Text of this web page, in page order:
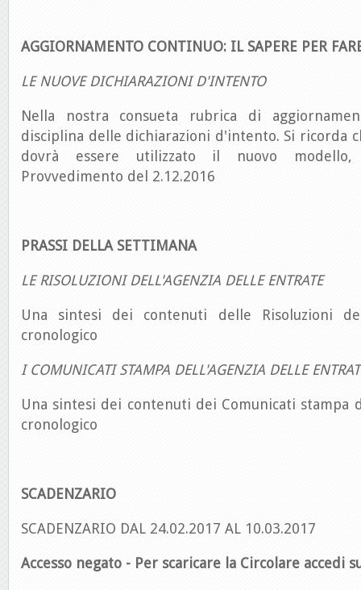
AGGIORNAMENTO CONTINUO: IL SAPERE PER
LE NUOVE DICHIARAZIONI D'INTENTO
Nella nostra consueta rubrica di
disciplina delle dichiarazioni d'intento. Si ricorda
dovrà essere utilizzato il nuovo
Provvedimento del 2.12.2016
PRASSI DELLA SETTIMANA
LE RISOLUZIONI DELL'AGENZIA DELLE ENTRATE
Una sintesi dei contenuti delle Risoluzioni
cronologico
I COMUNICATI STAMPA DELL'AGENZIA DELLE
Una sintesi dei contenuti dei Comunicati stampa
cronologico
SCADENZARIO
SCADENZARIO DAL 24.02.2017 AL 10.03.2017
Accesso negato - Per scaricare la Circolare accedi